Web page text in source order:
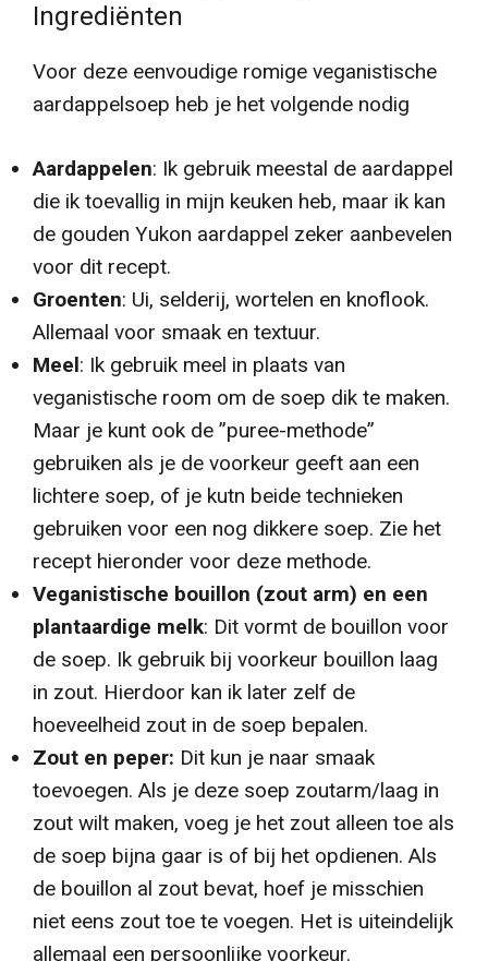
Ingrediënten
Voor deze eenvoudige romige veganistische
aardappelsoep heb je het volgende nodig
Aardappelen: Ik gebruik meestal de aardappel
die ik toevallig in mijn keuken heb, maar ik kan
de gouden Yukon aardappel zeker aanbevelen
voor dit recept.
Groenten: Ui, selderij, wortelen en knoflook.
Allemaal voor smaak en textuur.
Meel: Ik gebruik meel in plaats van
veganistische room om de soep dik te maken.
Maar je kunt ook de ”puree-methode”
gebruiken als je de voorkeur geeft aan een
lichtere soep, of je kutn beide technieken
gebruiken voor een nog dikkere soep. Zie het
recept hieronder voor deze methode.
Veganistische bouillon (zout arm) en een
plantaardige melk: Dit vormt de bouillon voor
de soep. Ik gebruik bij voorkeur bouillon laag
in zout. Hierdoor kan ik later zelf de
hoeveelheid zout in de soep bepalen.
Zout en peper: Dit kun je naar smaak
toevoegen. Als je deze soep zoutarm/laag in
zout wilt maken, voeg je het zout alleen toe als
de soep bijna gaar is of bij het opdienen. Als
de bouillon al zout bevat, hoef je misschien
niet eens zout toe te voegen. Het is uiteindelijk
allemaal een persoonlijke voorkeur.